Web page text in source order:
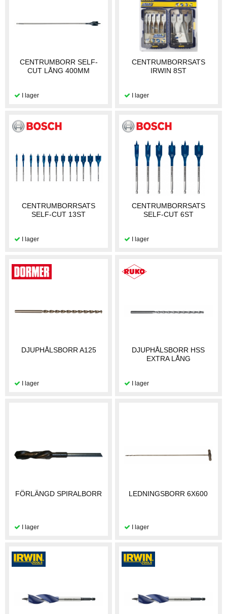
CENTRUMBORR SELF-
CUT LÅNG 400MM
CENTRUMBORRSATS
IRWIN 8ST
CENTRUMBORRSATS
SELF-CUT 13ST
CENTRUMBORRSATS
SELF-CUT 6ST
DJUPHÅLSBORR A125
DJUPHÅLSBORR HSS
EXTRA LÅNG
FÖRLÄNGD SPIRALBORR LEDNINGSBORR 6X600